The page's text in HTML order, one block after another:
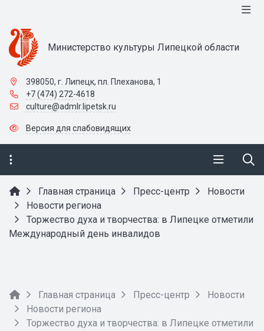
Министерство культуры Липецкой области
398050, г. Липецк, пл. Плеханова, 1
+7 (474) 272-4618
culture@admlr.lipetsk.ru
Версия для слабовидящих
Главная страница Пресс-центр
Новости
Новости региона
Торжество духа и творчества: в Липецке отметили
Международный день инвалидов
Главная страница Пресс-центр
Новости
Новости региона
Торжество духа и творчества: в Липецке отметили